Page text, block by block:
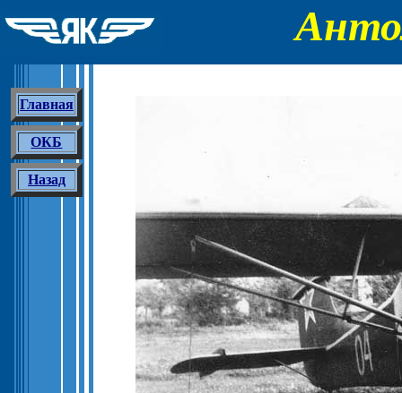
Главная
ОКБ
Назад